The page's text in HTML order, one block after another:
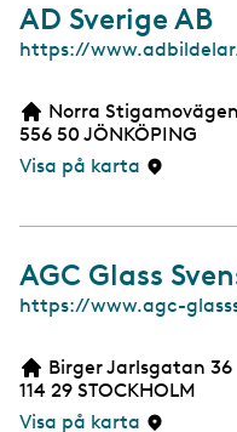
AD Sverige AB
W
b
s
i
https://
Norra
556 50 JÖNKÖPING
Visa på karta
AGC Glass
W
b
s
i
https://www.agc-
Birger Jarlsgatan 36
114 29 STOCKHOLM
Visa på karta